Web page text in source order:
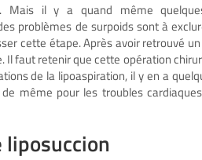
Mais il y a quand même
problèmes de surpoids sont à
cette étape. Après avoir retrouvé
Il faut retenir que cette opération
de la lipoaspiration, il y en a
même pour les troubles
liposuccion